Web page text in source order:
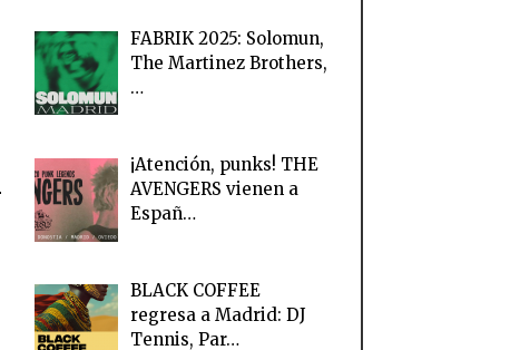
FABRIK 2025: Solomun,
The Martinez Brothers,
…
¡Atención, punks! THE
AVENGERS vienen a
Españ…
BLACK COFFEE
regresa a Madrid: DJ
Tennis, Par…